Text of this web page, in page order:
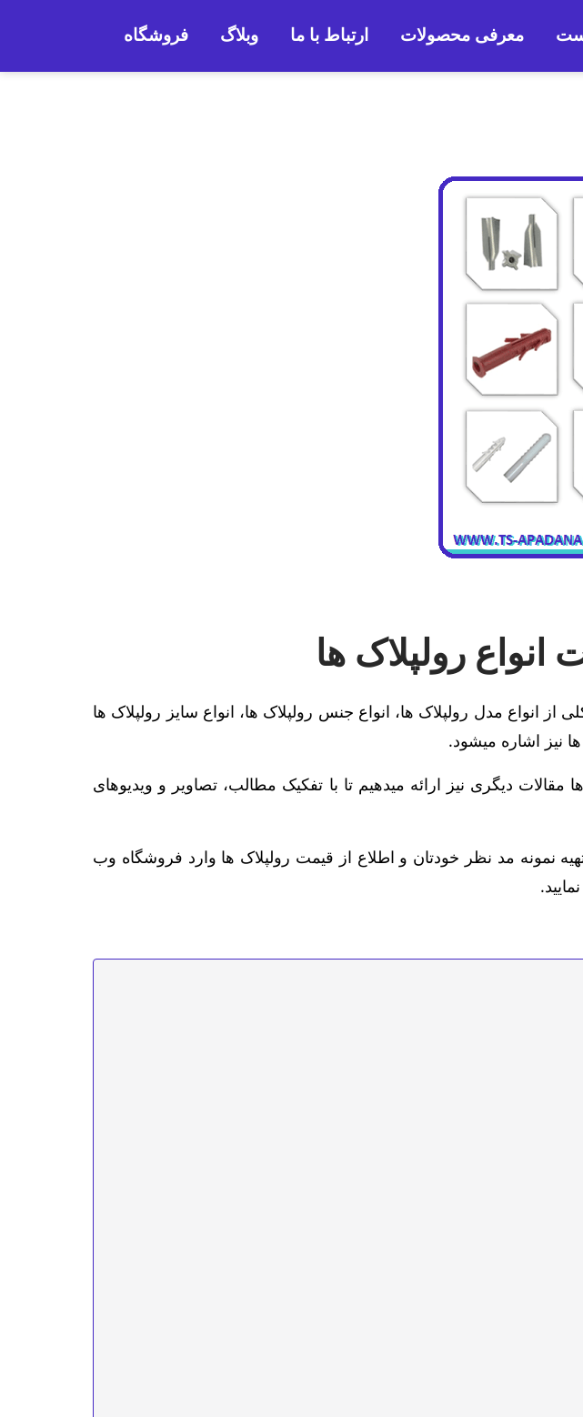
معرفی محصولات ارتباط با ما وبلاگ فروشگاه
انواع مدل رولپلاک ها، انواع جنس رولپلاک ها، انواع سایز رولپلاک ها
نیز اشاره میشود.
دیگری نیز ارائه میدهیم تا با تفکیک مطالب، تصاویر و ویدیوهای
نمونه مد نظر خودتان و اطلاع از قیمت رولپلاک ها وارد فروشگاه وب